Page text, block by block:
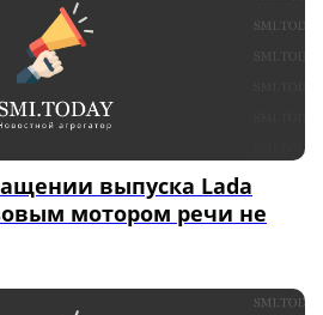
выпуска Lada
мотором речи не